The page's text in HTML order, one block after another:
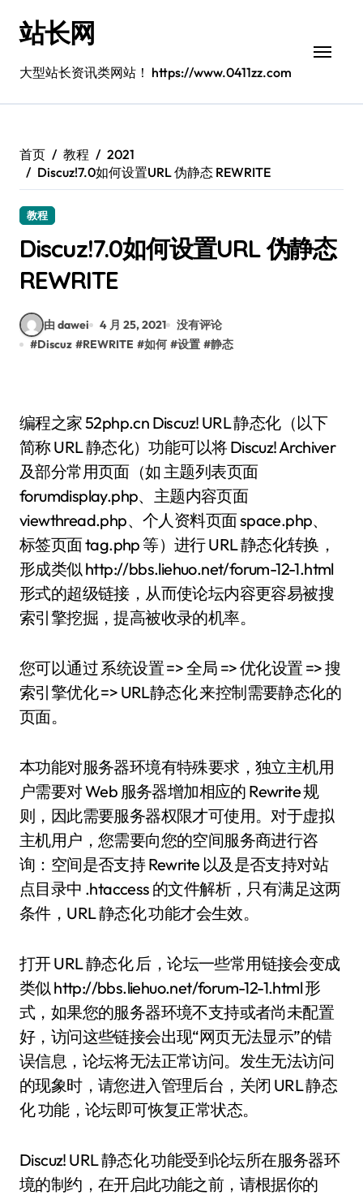
站长网
大型站长资讯类网站！ https://www.0411zz.com
首页 教程
2021
Discuz!7.0如何设置URL 伪静态 REWRITE
教程
Discuz!7.0如何设置URL 伪静态
REWRITE
由 dawei 4 月 25, 2021
没有评论
#Discuz #REWRITE #如何 #设置 #静态
编程之家 52php.cn Discuz! URL 静态化（以下
简称 URL 静态化）功能可以将 Discuz! Archiver
及部分常用页面（如 主题列表页面
forumdisplay.php、主题内容页面
viewthread.php、个人资料页面 space.php、
标签页面 tag.php 等）进行 URL 静态化转换，
形成类似 http://bbs.liehuo.net/forum-12-1.html
形式的超级链接，从而使论坛内容更容易被搜
索引擎挖掘，提高被收录的机率。
您可以通过 系统设置 => 全局 => 优化设置 => 搜
索引擎优化 => URL静态化 来控制需要静态化的
页面。
本功能对服务器环境有特殊要求，独立主机用
户需要对 Web 服务器增加相应的 Rewrite 规
则，因此需要服务器权限才可使用。对于虚拟
主机用户，您需要向您的空间服务商进行咨
询：空间是否支持 Rewrite 以及是否支持对站
点目录中 .htaccess 的文件解析，只有满足这两
条件，URL 静态化 功能才会生效。
打开 URL 静态化 后，论坛一些常用链接会变成
类似 http://bbs.liehuo.net/forum-12-1.html 形
式，如果您的服务器环境不支持或者尚未配置
好，访问这些链接会出现“网页无法显示”的错
误信息，论坛将无法正常访问。发生无法访问
的现象时，请您进入管理后台，关闭 URL 静态
化 功能，论坛即可恢复正常状态。
Discuz! URL 静态化 功能受到论坛所在服务器环
境的制约，在开启此功能之前，请根据你的